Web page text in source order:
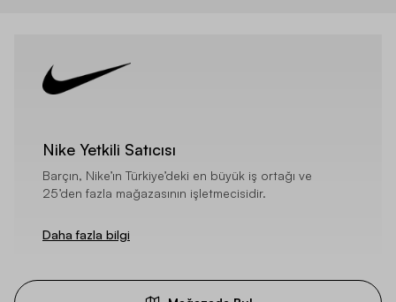
Nike Yetkili Satıcısı
Barçın, Nike’ın Türkiye’deki en büyük iş ortağı ve
25’den fazla mağazasının işletmecisidir.
Daha fazla bilgi